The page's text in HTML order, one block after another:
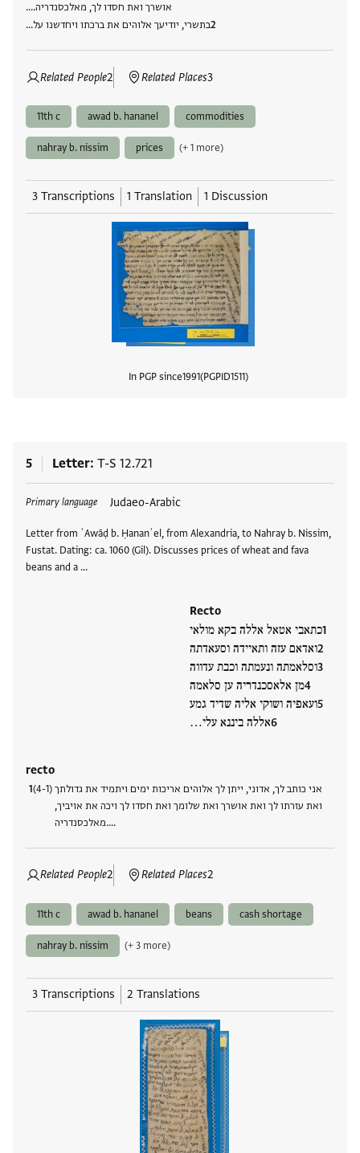
אושרך ואת חסדו לך, מאלכסנדריה….
בתשרי, יודיעך אלוהים את ברכתו ויחדשנו על…
Related People2 Related Places3
11th c awad b. hananel commodities
nahray b. nissim prices (+ 1 more)
3 Transcriptions 1 Translation 1 Discussion
In PGP since1991 PGPID1511
5 Letter T-S 12.721
Primary language Judaeo-Arabic
Letter from ʿAwāḍ b. Ḥananʾel, from Alexandria, to Nahray b. Nissim,
Fustat. Dating: ca. 1060 (Gil). Discusses prices of wheat and fava
beans and a …
Recto
כתאבי אטאל אללה בקא מולאי
ואדאם עזה ותאיידה וסעאדתה
וסלאמתה ונעמתה וכבת עדווה
מן אלאסכנדריה ען סלאמה
ועאפיה ושוקי אליה שדיד גמע
אללה ביננא עלי…
recto
(4-1) אני כותב לך, אדוני, ייתן לך אלוהים אריכות ימים ויתמיד את גדולתך
ואת עזרתו לך ואת אושרך ואת שלומך ואת חסדו לך ויכה את אויביך,
מאלכסנדריה.…
Related People2 Related Places2
Tags
11th c awad b. hananel beans cash shortage
nahray b. nissim (+ 3 more)
3 Transcriptions 2 Translations